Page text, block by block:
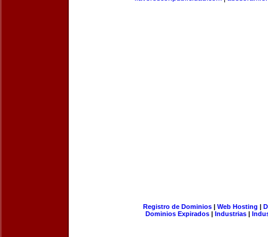
Registro de Dominios| Web Hosting |
Dominios Expirados | Industrias |